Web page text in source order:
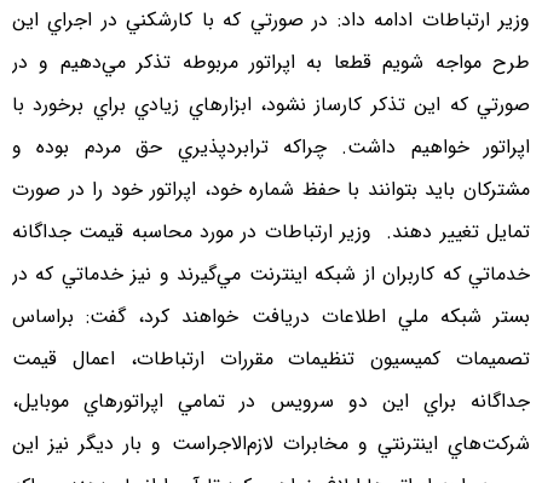
وزير ارتباطات ادامه داد: در صورتي كه با كارشكني در اجراي اين
طرح مواجه شويم قطعا به اپراتور مربوطه تذكر مي‌دهيم و در
صورتي كه اين تذكر كارساز نشود، ابزارهاي زيادي براي برخورد با
اپراتور خواهيم داشت. چراكه ترابرد‌پذيري حق مردم بوده و
مشتركان بايد بتوانند با حفظ شماره خود، اپراتور خود را در صورت
تمايل تغيير دهند. وزير ارتباطات در مورد محاسبه قيمت جداگانه
خدماتي كه كاربران از شبكه اينترنت مي‌گيرند و نيز خدماتي كه در
بستر شبكه ملي اطلاعات دريافت خواهند كرد، گفت: براساس
تصميمات كميسيون تنظيمات مقررات ارتباطات، اعمال قيمت
جداگانه براي اين دو سرويس در تمامي اپراتورهاي موبايل،
شركت‌هاي اينترنتي و مخابرات لازم‌الاجراست و بار ديگر نيز اين